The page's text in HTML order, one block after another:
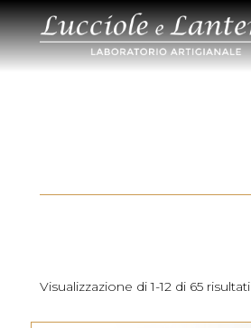
Visualizzazione di 1-12 di 65 risultati